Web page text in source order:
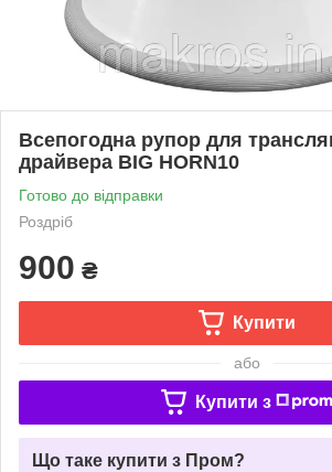
Всепогодна рупор для
драйвера BIG HORN10
Готово до відправки
Роздріб
900 ₴
Купити
або
Купити з
Що таке купити з Пром?